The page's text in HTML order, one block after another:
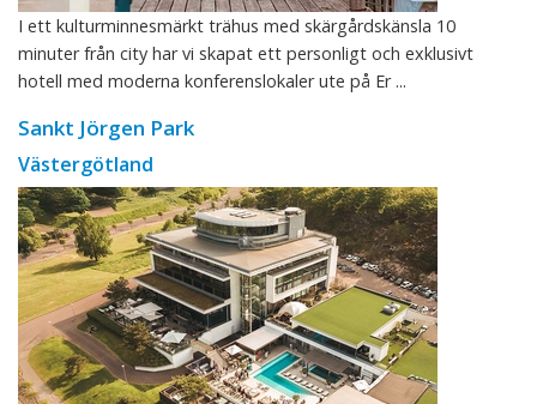
I ett kulturminnesmärkt trähus med skärgårdskänsla 10
minuter från city har vi skapat ett personligt och exklusivt
hotell med moderna konferenslokaler ute på Er ...
Sankt Jörgen Park
Västergötland